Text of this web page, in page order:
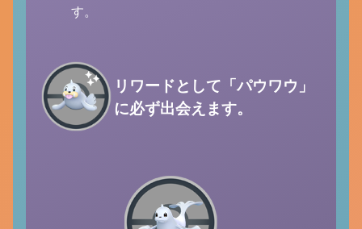
す。
リワードとして「パウワウ」
に必ず出会えます。